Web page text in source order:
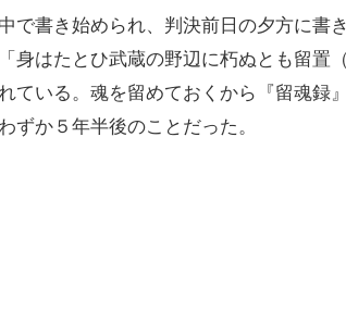
で書き始められ、判決前日の夕方に書
身はたとひ武蔵の野辺に朽ぬとも留置
ている。魂を留めておくから『留魂録
ずか５年半後のことだった。